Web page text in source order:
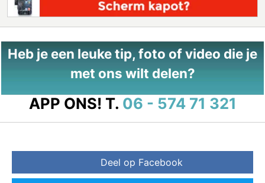
Heb je een leuke tip, foto of video die je
met ons wilt delen?
APP ONS! T. 06 - 574 71 321
Deel op Facebook